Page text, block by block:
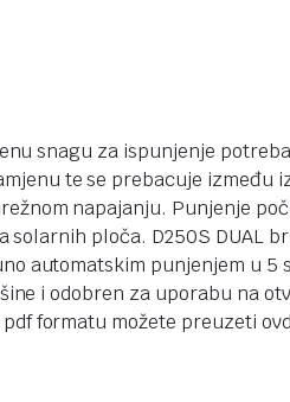
snagu za ispunjenje
te se prebacuje između
napajanju. Punjenje
ploča. D250S DUAL
automatskim punjenjem u 5
i odobren za uporabu na
formatu možete preuzeti